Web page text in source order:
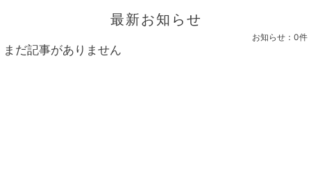
最新お知らせ
お知らせ： 0件
まだ記事がありません